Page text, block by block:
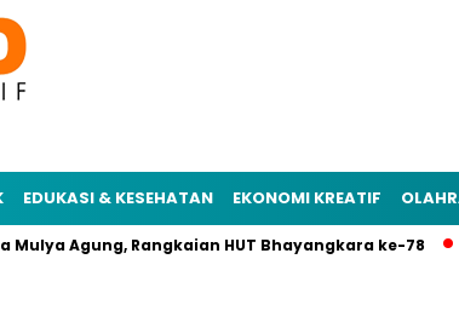
EDUKASI & KESEHATAN EKONOMI KREATIF
Agung, Rangkaian HUT Bhayangkara ke-78